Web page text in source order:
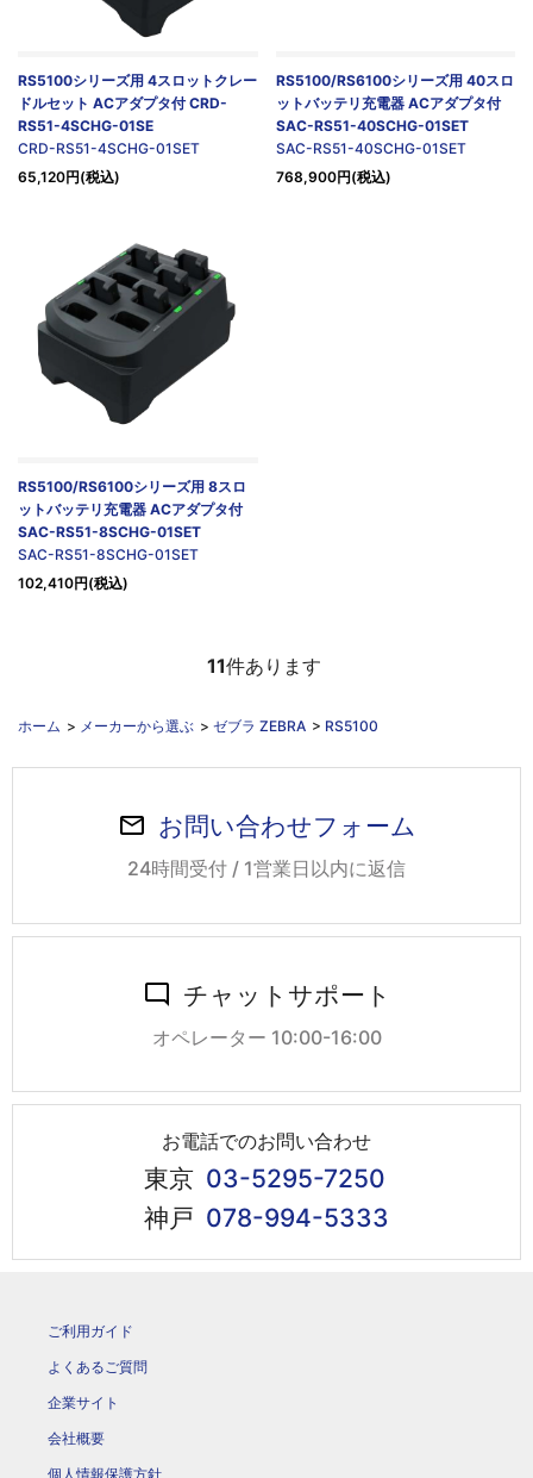
RS5100シリーズ用 4スロットクレー
ドルセット ACアダプタ付 CRD-
RS51-4SCHG-01SE
CRD-RS51-4SCHG-01SET
65,120円(税込)
RS5100/RS6100シリーズ用 40スロ
ットバッテリ充電器 ACアダプタ付
SAC-RS51-40SCHG-01SET
SAC-RS51-40SCHG-01SET
768,900円(税込)
RS5100/RS6100シリーズ用 8スロ
ットバッテリ充電器 ACアダプタ付
SAC-RS51-8SCHG-01SET
SAC-RS51-8SCHG-01SET
102,410円(税込)
11件あります
ホーム > メーカーから選ぶ > ゼブラ ZEBRA > RS5100
お問い合わせフォーム
24時間受付 / 1営業日以内に返信
チャットサポート
オペレーター 10:00-16:00
お電話でのお問い合わせ
東京 03-5295-7250
神戸 078-994-5333
ご利用ガイド
よくあるご質問
企業サイト
会社概要
個人情報保護方針